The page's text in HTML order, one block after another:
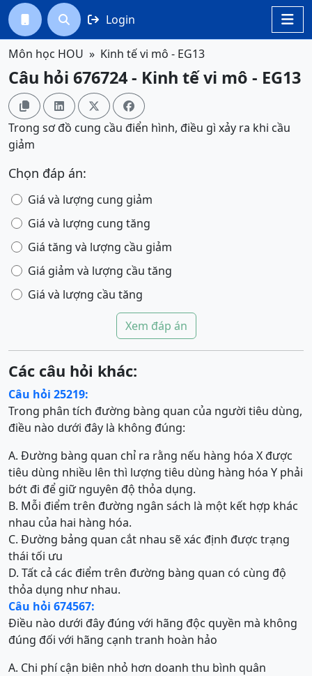

  Login
Môn học HOU Kinh tế vi mô - EG13
Câu hỏi 676724 - Kinh tế vi mô - EG13
   
Trong sơ đồ cung cầu điển hình, điều gì xảy ra khi cầu
giảm
Chọn đáp án:
Giá và lượng cung giảm
Giá và lượng cung tăng
Giá tăng và lượng cầu giảm
Giá giảm và lượng cầu tăng
Giá và lượng cầu tăng
Xem đáp án
Các câu hỏi khác:
Câu hỏi 25219:
Trong phân tích đường bàng quan của người tiêu dùng,
điều nào dưới đây là không đúng:
A. Đường bàng quan chỉ ra rằng nếu hàng hóa X được
tiêu dùng nhiều lên thì lượng tiêu dùng hàng hóa Y phải
bớt đi để giữ nguyên độ thỏa dụng.
B. Mỗi điểm trên đường ngân sách là một kết hợp khác
nhau của hai hàng hóa.
C. Đường bảng quan cắt nhau sẽ xác định được trạng
thái tối ưu
D. Tất cả các điểm trên đường bàng quan có cùng độ
thỏa dụng như nhau.
Câu hỏi 674567:
Điều nào dưới đây đúng với hãng độc quyền mà không
đúng đối với hãng cạnh tranh hoàn hảo
A. Chi phí cận biên nhỏ hơn doanh thu bình quân